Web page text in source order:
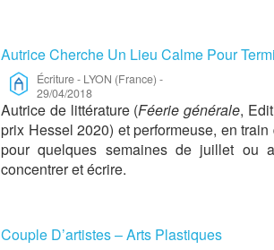
Autrice Cherche Un Lieu Calme Pour
Écriture- LYON (France) -
29/04/2018
Autrice de littérature (Féerie générale,
prix Hessel 2020) et performeuse, en
pour quelques semaines de juillet
concentrer et écrire.
Couple D’artistes – Arts Plastiques